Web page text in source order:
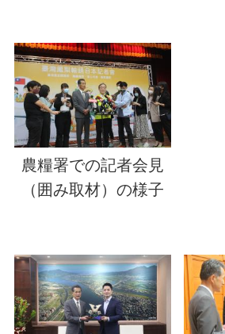
農糧署での記者会見
（囲み取材）の様子